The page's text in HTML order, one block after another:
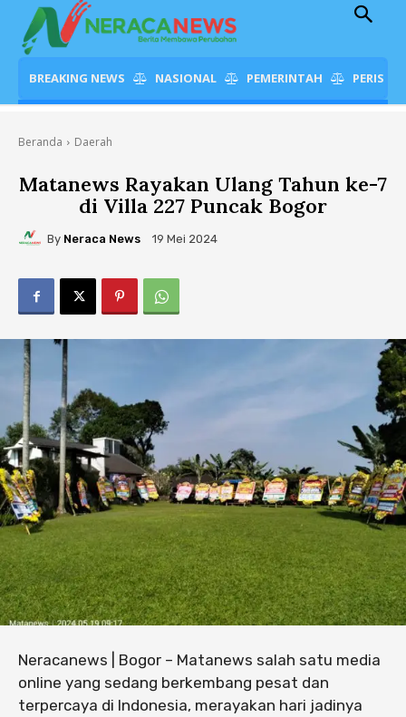
BREAKING NEWS NASIONAL PEMERINTAH
Beranda Daerah
Matanews Rayakan Ulang Tahun ke-7
di Villa 227 Puncak Bogor
By Neraca News 19 Mei 2024
Neracanews | Bogor – Matanews salah satu media
online yang sedang berkembang pesat dan
terpercaya di Indonesia, merayakan hari jadinya